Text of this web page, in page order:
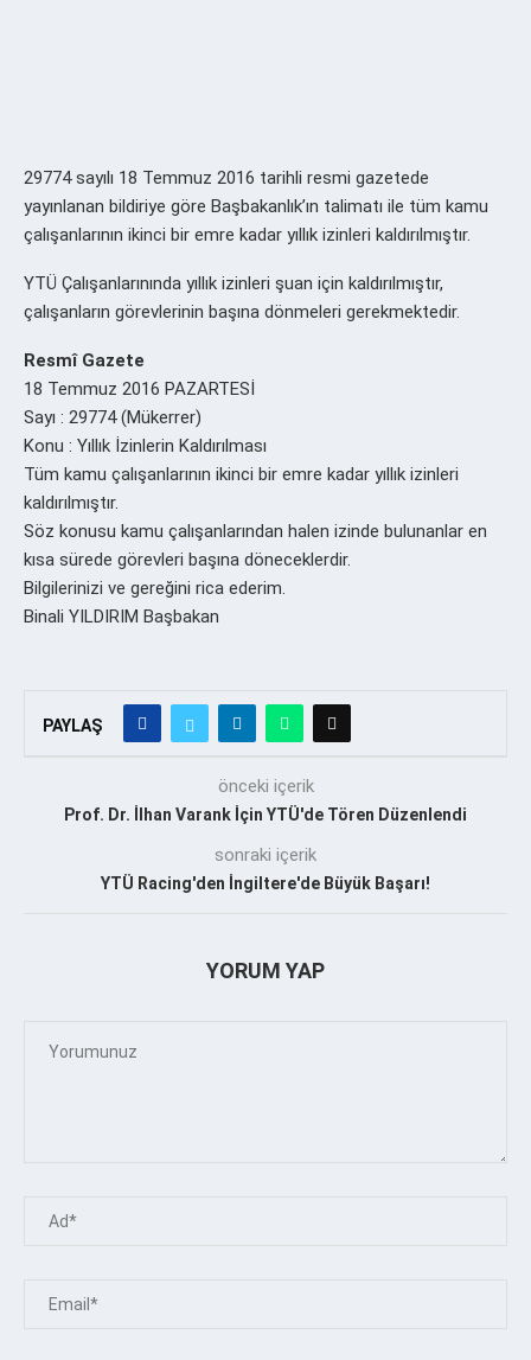
29774 sayılı 18 Temmuz 2016 tarihli resmi gazetede
yayınlanan bildiriye göre Başbakanlık’ın talimatı ile tüm kamu
çalışanlarının ikinci bir emre kadar yıllık izinleri kaldırılmıştır.
YTÜ Çalışanlarınında yıllık izinleri şuan için kaldırılmıştır,
çalışanların görevlerinin başına dönmeleri gerekmektedir.
Resmî Gazete
18 Temmuz 2016 PAZARTESİ
Sayı : 29774 (Mükerrer)
Konu : Yıllık İzinlerin Kaldırılması
Tüm kamu çalışanlarının ikinci bir emre kadar yıllık izinleri
kaldırılmıştır.
Söz konusu kamu çalışanlarından halen izinde bulunanlar en
kısa sürede görevleri başına döneceklerdir.
Bilgilerinizi ve gereğini rica ederim.
Binali YILDIRIM Başbakan
PAYLAŞ
önceki içerik
Prof. Dr. İlhan Varank İçin YTÜ'de Tören Düzenlendi
sonraki içerik
YTÜ Racing'den İngiltere'de Büyük Başarı!
YORUM YAP